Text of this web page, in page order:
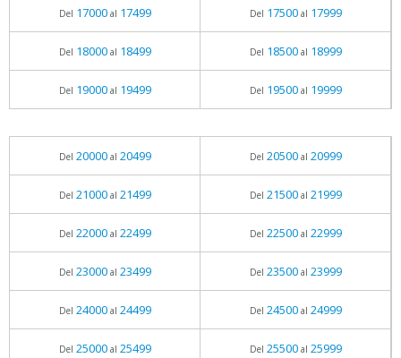
Del 17000al 17499 Del 17500al 17999
Del 18000al 18499 Del 18500al 18999
Del 19000al 19499 Del 19500al 19999
Del 20000al 20499 Del 20500al 20999
Del 21000al 21499 Del 21500al 21999
Del 22000al 22499 Del 22500al 22999
Del 23000al 23499 Del 23500al 23999
Del 24000al 24499 Del 24500al 24999
Del 25000al 25499 Del 25500al 25999